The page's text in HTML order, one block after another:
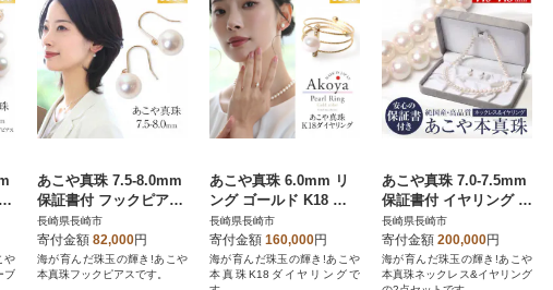
や
ブ
あこや真珠 7.5-8.0mm
保証書付 フックピアス
K18 パール
長崎県長崎市
寄付金額 82,000円
海が育んだ珠玉の輝き!あこや
本真珠フックピアスです。
あこや真珠 6.0mm リ
ング ゴールド K18 ダ
イヤモンド 3連パール
長崎県長崎市
寄付金額 160,000円
海が育んだ珠玉の輝き!あこや
本真珠K18ダイヤリングで
あこや真珠 7.0-7.5mm
保証書付 イヤリング パ
ール セット
長崎県長崎市
寄付金額 200,000円
海が育んだ珠玉の輝き!あこや
本真珠ネックレス&イヤリング